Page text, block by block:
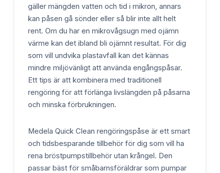
gäller mängden vatten och tid i mikron, annars
kan påsen gå sönder eller så blir inte allt helt
rent. Om du har en mikrovågsugn med ojämn
värme kan det ibland bli ojämnt resultat. För dig
som vill undvika plastavfall kan det kännas
mindre miljövänligt att använda engångspåsar.
Ett tips är att kombinera med traditionell
rengöring för att förlänga livslängden på påsarna
och minska förbrukningen.
Medela Quick Clean rengöringspåse är ett smart
och tidsbesparande tillbehör för dig som vill ha
rena bröstpumpstillbehör utan krångel. Den
passar bäst för småbarnsföräldrar som pumpar